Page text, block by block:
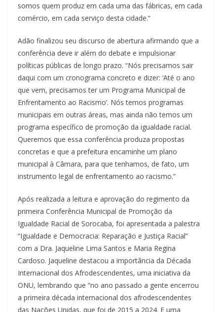
somos quem produz em cada uma das fábricas, em cada
comércio, em cada serviço desta cidade.”
Adão finalizou seu discurso de abertura afirmando que a
conferência deve ir além do debate e impulsionar
políticas públicas de longo prazo. “Nós precisamos sair
daqui com um cronograma concreto e dizer: ‘Até o ano
que vem, precisamos ter um Programa Municipal de
Enfrentamento ao Racismo’. Nós temos programas
municipais em outras áreas, mas ainda não temos um
programa específico de promoção da igualdade racial.
Queremos que essa conferência produza propostas
concretas e que a prefeitura encaminhe um plano
municipal à Câmara, para que tenhamos, de fato, um
instrumento legal de enfrentamento ao racismo.”
Após realizada a leitura e aprovação do regimento da
primeira Conferência Municipal de Promoção da
Igualdade Racial de Sorocaba, foi apresentada a palestra
“Igualdade e Democracia: Reparação e Justiça Racial”
com a Dra. Jaqueline Lima Santos e Maria Regina
Cardoso. Jaqueline destacou a importância da Década
Internacional dos Afrodescendentes, uma iniciativa da
ONU, lembrando que “no ano passado a gente encerrou
a primeira década internacional dos afrodescendentes
das Nações Unidas, que foi de 2015 a 2024. E uma